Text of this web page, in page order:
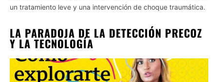
un tratamiento leve y una intervención de choque traumática.
LA PARADOJA DE LA DETECCIÓN PRECOZ
Y LA TECNOLOGÍA